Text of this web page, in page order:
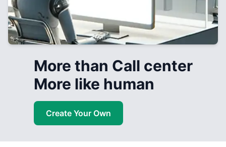
More than Call center
More like human
Create Your Own